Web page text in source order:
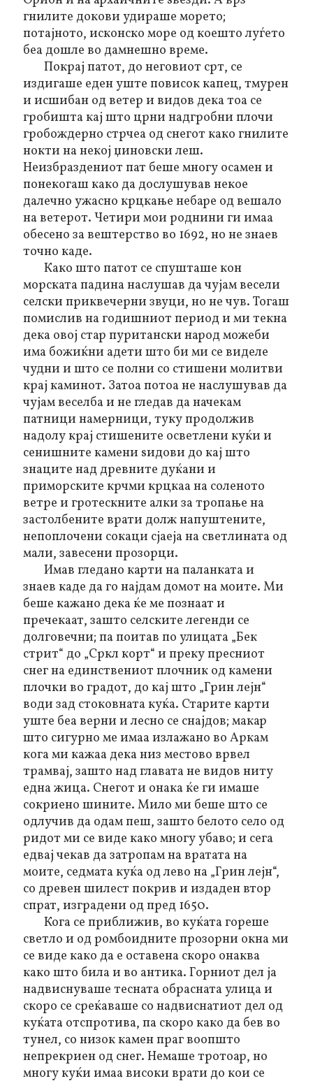
гнилите докови удираше морето;
потајното, исконско море од коешто луѓето
беа дошле во дамнешно време.
Покрај патот, до неговиот срт, се
издигаше еден уште повисок капец, тмурен
и исшибан од ветер и видов дека тоа се
гробишта кај што црни надгробни плочи
гробождерно стрчеа од снегот како гнилите
нокти на некој џиновски леш.
Неизбраздениот пат беше многу осамен и
понекогаш како да дослушував некое
далечно ужасно крцкање небаре од вешало
на ветерот. Четири мои роднини ги имаа
обесено за вештерство во 1692, но не знаев
точно каде.
Како што патот се спушташе кон
морската падина наслушав да чујам весели
селскиприквечерни звуци, но не чув. Тогаш
помислив на годишниот период и ми текна
дека овој стар пуритански народ можеби
има божиќни адети што би ми се виделе
чудни и што се полни со стишени молитви
крај каминот. Затоа потоа не наслушував да
чујам веселба и не гледав да начекам
патници намерници, туку продолжив
надолу крај стишените осветлени куќи и
сенишните камени ѕидови до кај што
знаците над древните дуќани и
приморските крчми крцкаа на соленото
ветре и гротескните алки за тропање на
застолбените врати долж напуштените,
непоплочени сокаци сјаеја на светлината од
мали, завесени прозорци.
Имав гледано карти на паланката и
знаев каде да го најдам домот на моите. Ми
беше кажано дека ќе ме познаат и
пречекаат, зашто селските легенди се
долговечни; па поитав по улицата „Бек
стрит“ до „Сркл корт“ и преку пресниот
снег на единствениот плочник од камени
плочки во градот, до кај што „Грин лејн“
води зад стоковната куќа. Старите карти
уште беа верни и лесно се снајдов; макар
што сигурно ме имаа излажано во Аркам
кога ми кажаа дека низ местово врвел
трамвај, зашто над главата не видов ниту
една жица. Снегот и онака ќе ги имаше
сокриено шините. Мило ми беше што се
одлучив да одам пеш, зашто белото село од
ридотми се виде како многу убаво; и сега
едвај чекав да затропам на вратата на
моите, седмата куќа од лево на „Грин лејн“,
со древен шилест покрив и издаден втор
спрат, изградени од пред 1650.
Кога се приближив, во куќата гореше
светло и од ромбоидните прозорни окна ми
се виде како да е оставена скоро онаква
како што била и во антика. Горниот дел ја
надвиснуваше тесната обрасната улица и
скоро се среќаваше со надвиснатиот дел од
куќата отспротива, па скоро како да бев во
тунел, со низок камен праг воопшто
непрекриен од снег. Немаше тротоар, но
многу куќи имаа високи врати до кои се